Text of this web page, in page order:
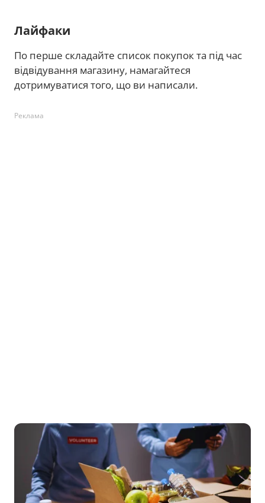
Лайфаки
По перше складайте список покупок та під час
відвідування магазину, намагайтеся
дотримуватися того, що ви написали.
Реклама